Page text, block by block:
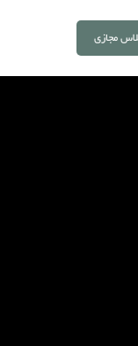
مجازی